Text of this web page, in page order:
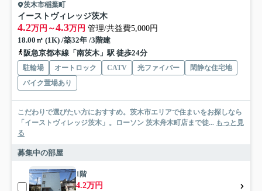
茨木市稲葉町
イーストヴィレッジ茨木
4.2万円～4.3万円 管理/共益費5,000円
18.00㎡ (1K) /築32年 /3階建
阪急京都本線「南茨木」駅 徒歩24分
駐輪場 オートロック CATV 光ファイバー
閑静な住宅地
バイク置場あり
こだわりで選びたい方におすすめ。茨木市エリアで住まいをお探しなら
「イーストヴィレッジ茨木」。ローソン 茨木舟木町店まで徒... もっと見
る
募集中の部屋
1階
4.2万円